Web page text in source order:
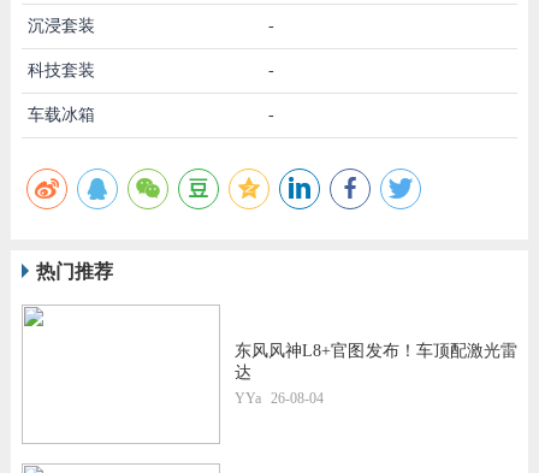
沉浸套装 -
科技套装 -
车载冰箱 -
热门推荐
东风风神L8+官图发布！车顶配激光雷
达
YYa 26-08-04